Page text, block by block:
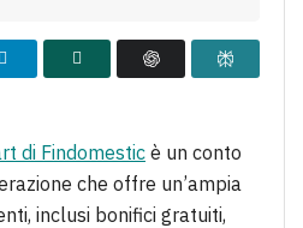
di Findomestic è un conto
che offre un’ampia
inclusi bonifici gratuiti,